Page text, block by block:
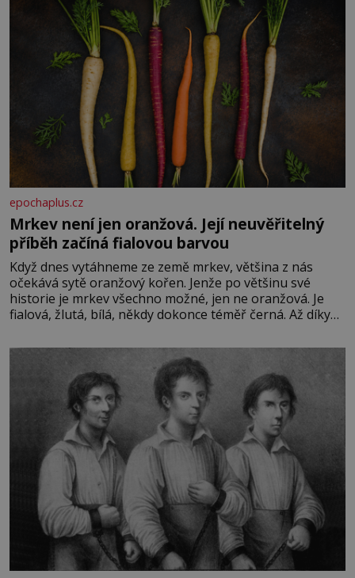
epochaplus.cz
Mrkev není jen oranžová. Její neuvěřitelný
příběh začíná fialovou barvou
Když dnes vytáhneme ze země mrkev, většina z nás
očekává sytě oranžový kořen. Jenže po většinu své
historie je mrkev všechno možné, jen ne oranžová. Je
fialová, žlutá, bílá, někdy dokonce téměř černá. Až díky
bez které si českou zahradu ani nedokážeme představit.